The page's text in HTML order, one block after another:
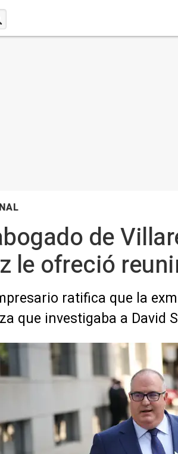
de
le ofreció
ratifica que la
que investigaba a David